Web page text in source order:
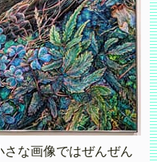
な画像ではぜんぜん